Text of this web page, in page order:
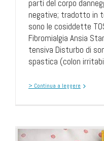
parti del corpo
negative; tradotto in
sono le cosiddette
Fibromialgia Ansia
tensiva Disturbo di
spastica (colon
> Continua a leggere